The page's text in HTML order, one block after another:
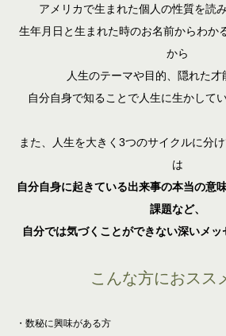
アメリカで生まれた個人の性質を読
生年月日と生まれた時のお名前からわか
から
人生のテーマや目的、隠れた
自分自身で知ることで人生に生かして
また、人生を大きく3つのサイクルに分
は
自分自身に起きている出来事の本当の意
課題など、
自分では気づくことができない深いメッ
こんな方におスス
・数秘に興味がある方